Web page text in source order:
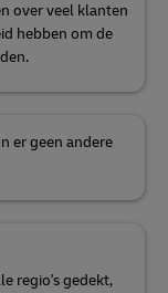
over veel klanten
hebben om de
er geen andere
regio's gedekt,